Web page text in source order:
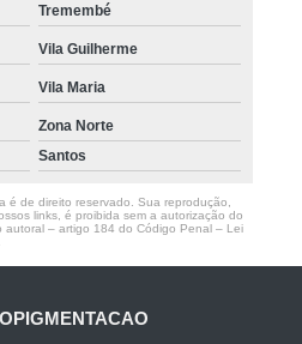
Tremembé
Vila Guilherme
Vila Maria
Zona Norte
Santos
de direito reservado. Sua reprodução,
links, é proibida sem a autorização do
autoral – artigo 184 do Código Penal – Lei